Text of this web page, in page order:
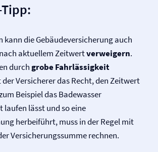
kann die Gebäude­versicherung auch
aktuellem Zeitwertverweigern.
durchgrobe Fahrlässigkeit
Versicherer das Recht, den Zeitwert
Beispiel das Badewasser
lässt und so eine
herbeiführt, muss in der Regel mit
Versicherungssumme rechnen.